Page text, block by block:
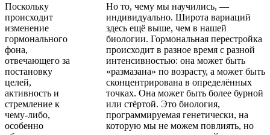
Поскольку
происходит
изменение
гормонального
фона,
отвечающего за
постановку
целей,
активность и
стремление к
чему-либо,
особенно
Но то, чему мы научились, —
индивидуально. Широта вариаций
здесь ещё выше, чем в нашей
биологии. Гормональная перестройка
происходит в разное время с разной
интенсивностью: она может быть
«размазана» по возрасту, а может быть
сконцентрирована в определённых
точках. Она может быть более бурной
или стёртой. Это биология,
программируемая генетически, на
которую мы не можем повлиять, но